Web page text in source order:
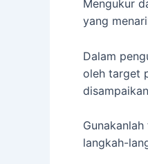
Mengukur
yang
Dalam
oleh target
langkah-